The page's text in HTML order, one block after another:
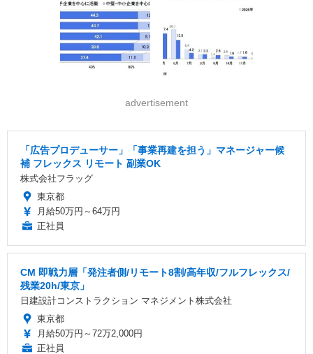
advertisement
「広告プロデューサー」「事業再建を担う」マネージャー候
補 フレックス リモート 副業OK
株式会社フラッグ
東京都
月給50万円～64万円
正社員
CM 即戦力層「発注者側/リモート8割/高年収/フルフレックス/
残業20h/東京」
日建設計コンストラクション マネジメント株式会社
東京都
月給50万円～72万2,000円
正社員